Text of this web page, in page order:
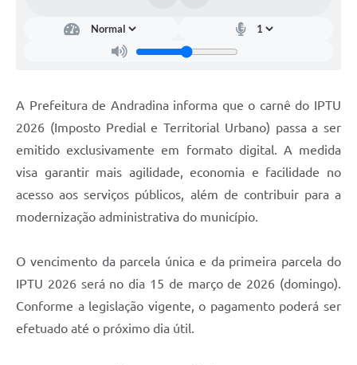
A Prefeitura de Andradina informa que o carnê do IPTU
2026 (Imposto Predial e Territorial Urbano) passa a ser
emitido exclusivamente em formato digital. A medida
visa garantir mais agilidade, economia e facilidade no
acesso aos serviços públicos, além de contribuir para a
modernização administrativa do município.
O vencimento da parcela única e da primeira parcela do
IPTU 2026 será no dia 15 de março de 2026 (domingo).
Conforme a legislação vigente, o pagamento poderá ser
efetuado até o próximo dia útil.